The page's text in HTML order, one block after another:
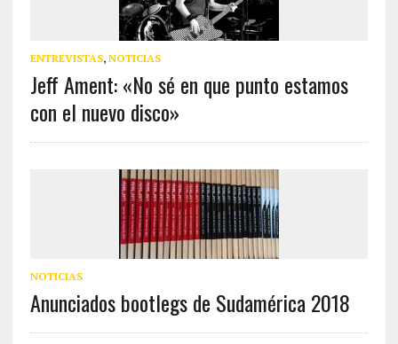
ENTREVISTAS, NOTICIAS
Jeff Ament: «No sé en que punto estamos
con el nuevo disco»
NOTICIAS
Anunciados bootlegs de Sudamérica 2018